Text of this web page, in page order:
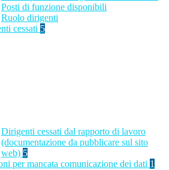
Posti di funzione disponibili
Ruolo dirigenti
cessati 5
Dirigenti cessati dal rapporto di lavoro
(documentazione da pubblicare sul sito
web) 5
per mancata comunicazione dei dati 1